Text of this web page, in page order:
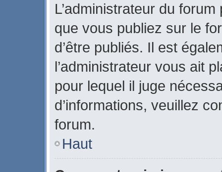
L’administrateur du
que vous publiez sur le
d’être publiés. Il est
l’administrateur vous ait
pour lequel il juge
d’informations, veuillez
forum.
Haut